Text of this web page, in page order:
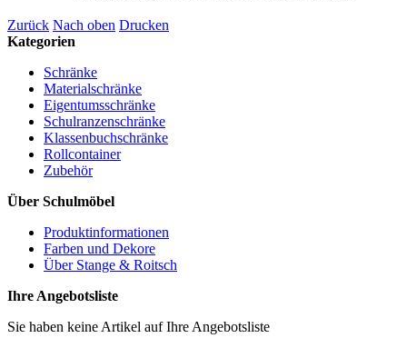
Zurück Nach oben Drucken
Kategorien
Schränke
Materialschränke
Eigentumsschränke
Schulranzenschränke
Klassenbuchschränke
Rollcontainer
Zubehör
Über Schulmöbel
Produktinformationen
Farben und Dekore
Über Stange & Roitsch
Ihre Angebotsliste
Sie haben keine Artikel auf Ihre Angebotsliste